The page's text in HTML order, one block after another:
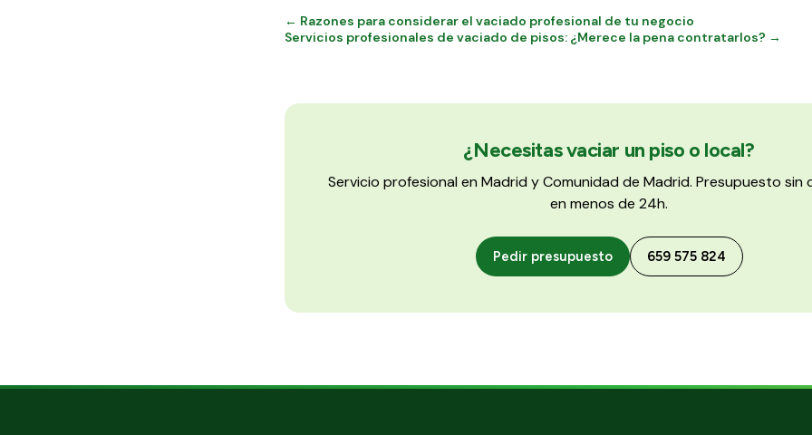
← Razones para considerar el vaciado profesional de tu negocio
Servicios profesionales de vaciado de pisos: ¿Merece la pena contratarlos? →
¿Necesitas vaciar un piso o local?
Servicio profesional en Madrid y Comunidad de Madrid. Presupuesto sin
en menos de 24h.
Pedir presupuesto 659 575 824